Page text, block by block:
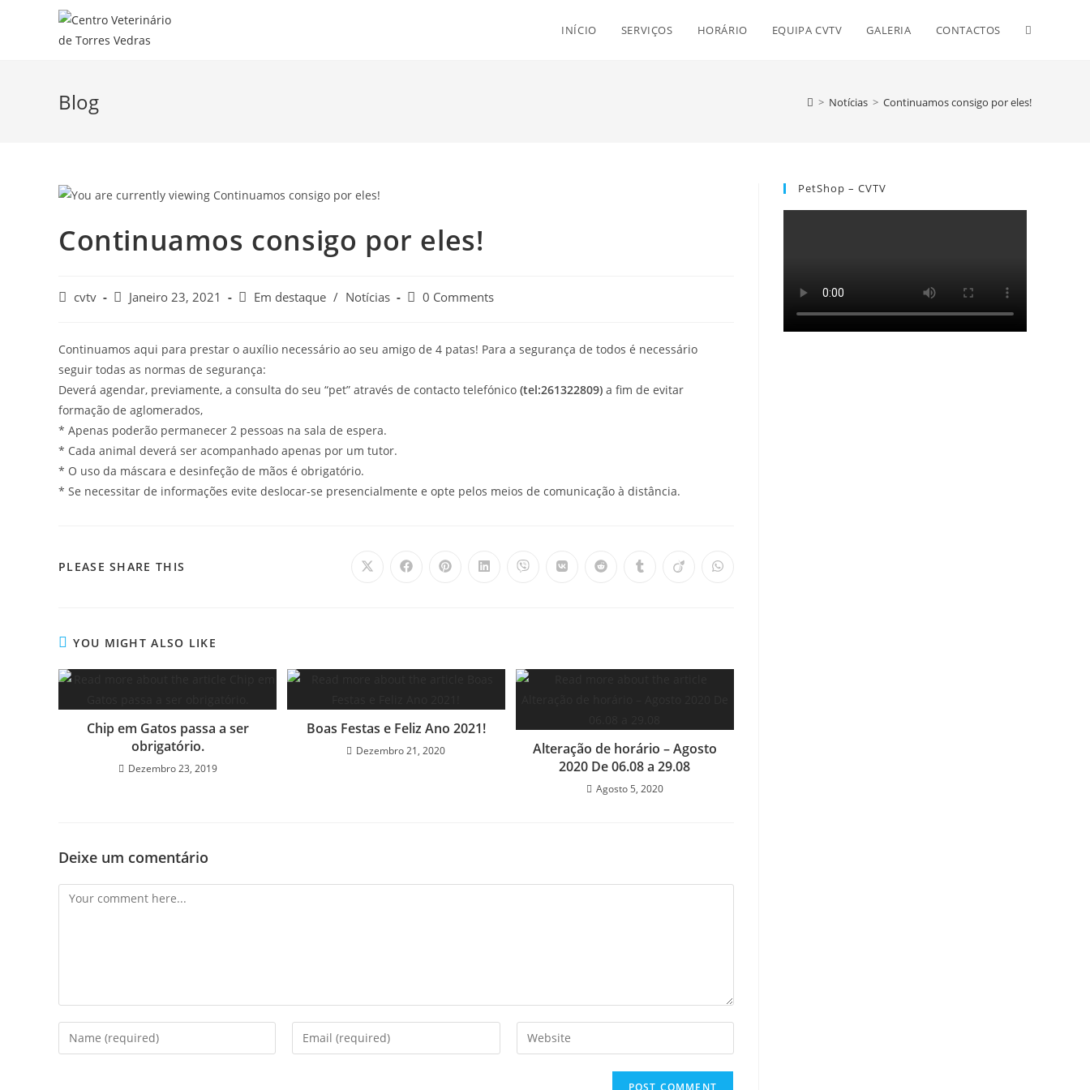
INÍCIO SERVIÇOS HORÁRIO EQUIPA CVTV GALERIA CONTACTOS
Blog > Notícias > Continuamos consigo por eles!
Continuamos consigo por eles!
cvtv Janeiro 23, 2021 Em destaque / Notícias 0 Comments
Continuamos aqui para prestar o auxílio necessário ao seu amigo de 4 patas! Para a segurança de todos é necessário
seguir todas as normas de segurança:
Deverá agendar, previamente, a consulta do seu “pet” através de contacto telefónico (tel:261322809) a fim de evitar
formação de aglomerados,
* Apenas poderão permanecer 2 pessoas na sala de espera.
* Cada animal deverá ser acompanhado apenas por um tutor.
* O uso da máscara e desinfeção de mãos é obrigatório.
* Se necessitar de informações evite deslocar-se presencialmente e opte pelos meios de comunicação à distância.
PLEASE SHARE THIS
YOU MIGHT ALSO LIKE
Chip em Gatos passa a ser
obrigatório.
Dezembro 23, 2019
Boas Festas e Feliz Ano 2021!
Dezembro 21, 2020
Alteração de horário – Agosto
2020 De 06.08 a 29.08
Agosto 5, 2020
Deixe um comentário
PetShop – CVTV